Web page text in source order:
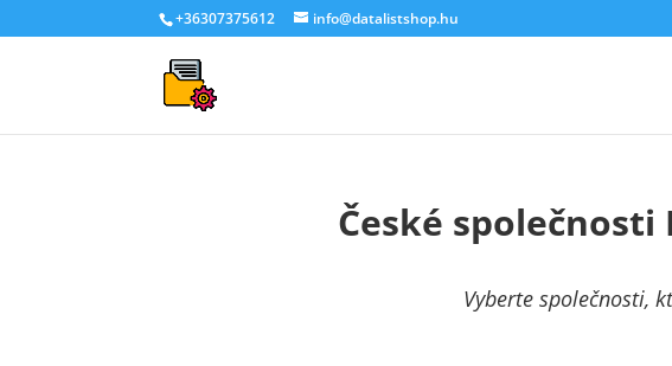
+36307375612 info@datalistshop.hu
České
Vyberte společnosti,